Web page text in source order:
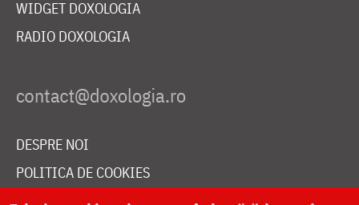
WIDGET DOXOLOGIA
RADIO DOXOLOGIA
DESPRE NOI
POLITICA DE COOKIES
DONEAZĂ ONLINE PENTRU CATEDRALA NAȚIONALĂ